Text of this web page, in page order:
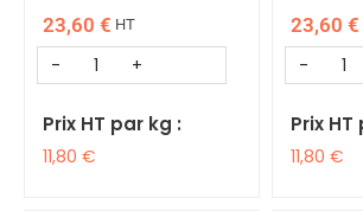
23,60 € HT
Prix HT par kg :
11,80 €
23,60 €
Prix HT
11,80 €